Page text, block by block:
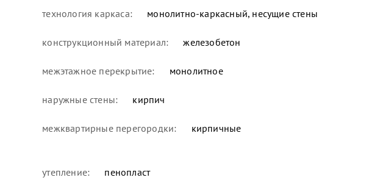
технология каркаса: монолитно-каркасный, несущие стены
конструкционный материал: железобетон
межэтажное перекрытие: монолитное
наружные стены: кирпич
межквартирные перегородки: кирпичные
утепление: пенопласт